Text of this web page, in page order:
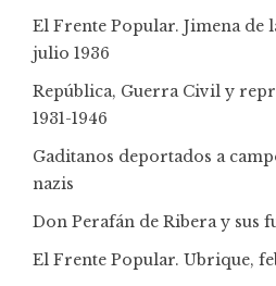
El Frente Popular. Jimena de
julio 1936
República, Guerra Civil y
1931-1946
Gaditanos deportados a
nazis
Don Perafán de Ribera y sus
El Frente Popular. Ubrique,